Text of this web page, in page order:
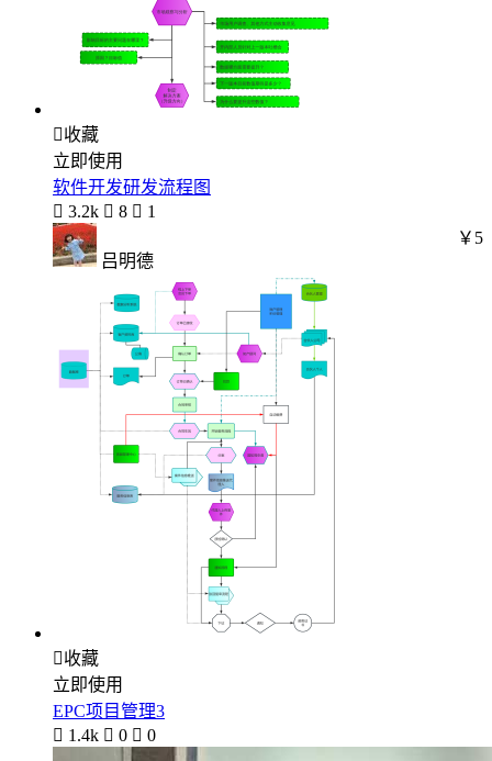
收藏
立即使用
软件开发研发流程图
 3.2k  8  1
吕明德
￥5
收藏
立即使用
EPC项目管理3
 1.4k  0  0